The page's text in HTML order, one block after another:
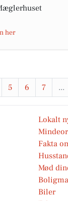
her
5 6 7 ...
Lokalt
Fakta
Mød
Biler